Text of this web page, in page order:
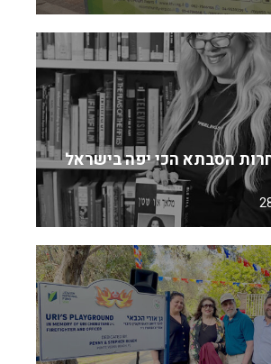
הסבתא הכי יפה בישראל